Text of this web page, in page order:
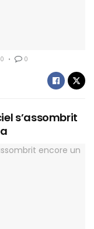
0
s’assombrit